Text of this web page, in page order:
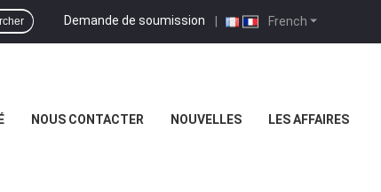
French
Demande de soumission |
NOUS CONTACTER NOUVELLES LES AFFAIRES